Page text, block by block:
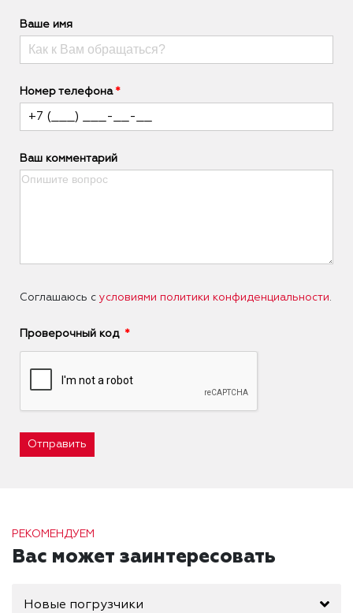
Ваше имя
Номер телефона
Ваш комментарий
Соглашаюсь с условиями политики конфиденциальности.
Проверочный код
Отправить
РЕКОМЕНДУЕМ
Вас может заинтересовать
Новые погрузчики